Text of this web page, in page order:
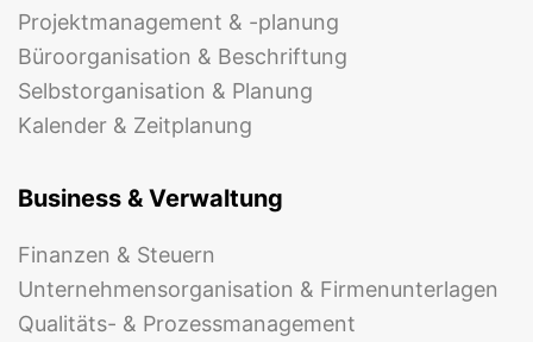
Projektmanagement & -planung
Büroorganisation & Beschriftung
Selbstorganisation & Planung
Kalender & Zeitplanung
Business & Verwaltung
Finanzen & Steuern
Unternehmensorganisation & Firmenunterlagen
Qualitäts- & Prozessmanagement